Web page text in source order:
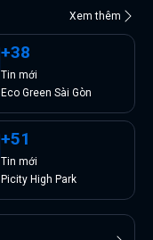
Xem thêm
+38
Tin mới
Eco Green Sài Gòn
+51
Tin mới
Picity High Park